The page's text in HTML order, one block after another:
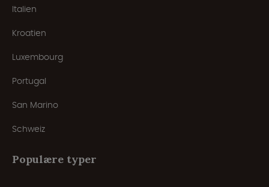
Italien
Kroatien
Luxembourg
Portugal
San Marino
Schweiz
Populære typer